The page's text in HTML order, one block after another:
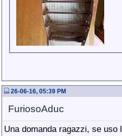
26-06-16, 05:39 PM
FuriosoAduc
Una domanda ragazzi, se uso